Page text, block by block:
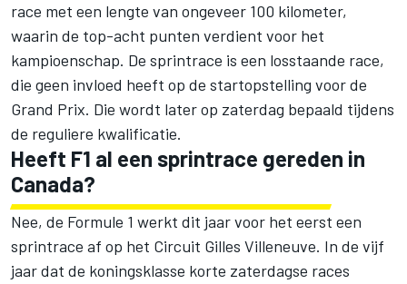
race met een lengte van ongeveer 100 kilometer,
waarin de top-acht punten verdient voor het
kampioenschap. De sprintrace is een losstaande race,
die geen invloed heeft op de startopstelling voor de
Grand Prix. Die wordt later op zaterdag bepaald tijdens
de reguliere kwalificatie.
Heeft F1 al een sprintrace gereden in
Canada?
Nee, de Formule 1 werkt dit jaar voor het eerst een
sprintrace af op het Circuit Gilles Villeneuve. In de vijf
jaar dat de koningsklasse korte zaterdagse races